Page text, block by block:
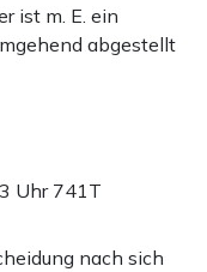
ist m. E. ein
abgestellt
Uhr 741T
nach sich